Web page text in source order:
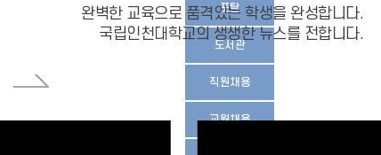
포탈
도서관
직원채용
교원채용
완벽한 교육으로 품격있는 학생을 완성합니다.
국립인천대학교의 생생한 뉴스를 전합니다.